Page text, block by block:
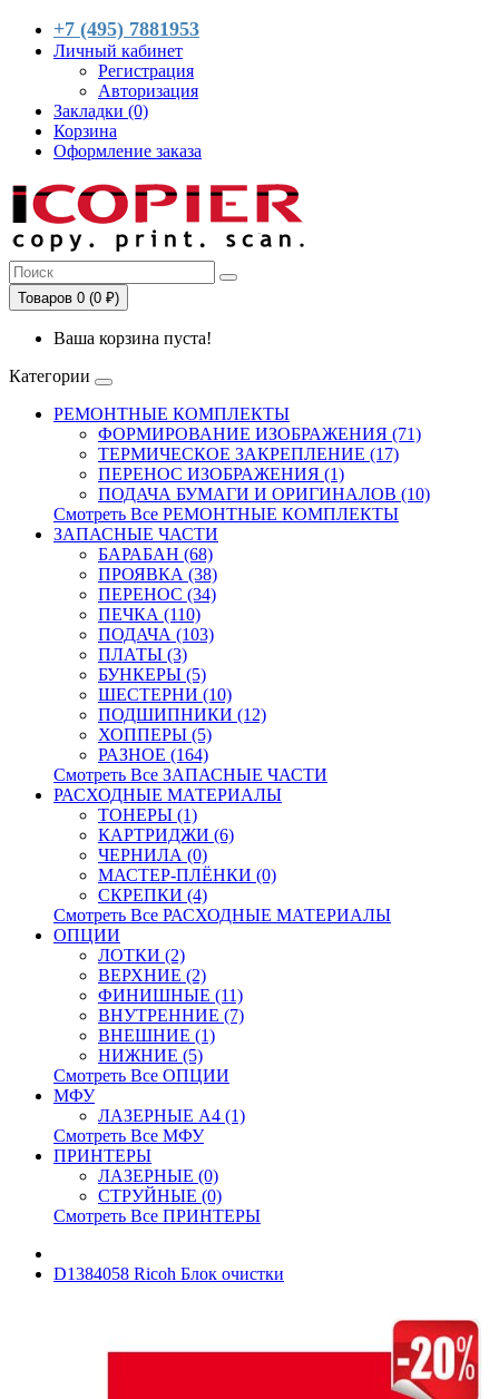
+7 (495) 7881953
Личный кабинет
Регистрация
Авторизация
Закладки (0)
Корзина
Оформление заказа
Товаров 0 (0 ₽)
Ваша корзина пуста!
Категории
РЕМОНТНЫЕ КОМПЛЕКТЫ
ФОРМИРОВАНИЕ ИЗОБРАЖЕНИЯ (71)
ТЕРМИЧЕСКОЕ ЗАКРЕПЛЕНИЕ (17)
ПЕРЕНОС ИЗОБРАЖЕНИЯ (1)
ПОДАЧА БУМАГИ И ОРИГИНАЛОВ (10)
Смотреть Все РЕМОНТНЫЕ КОМПЛЕКТЫ
ЗАПАСНЫЕ ЧАСТИ
БАРАБАН (68)
ПРОЯВКА (38)
ПЕРЕНОС (34)
ПЕЧКА (110)
ПОДАЧА (103)
ПЛАТЫ (3)
БУНКЕРЫ (5)
ШЕСТЕРНИ (10)
ПОДШИПНИКИ (12)
ХОППЕРЫ (5)
РАЗНОЕ (164)
Смотреть Все ЗАПАСНЫЕ ЧАСТИ
РАСХОДНЫЕ МАТЕРИАЛЫ
ТОНЕРЫ (1)
КАРТРИДЖИ (6)
ЧЕРНИЛА (0)
МАСТЕР-ПЛЁНКИ (0)
СКРЕПКИ (4)
Смотреть Все РАСХОДНЫЕ МАТЕРИАЛЫ
ОПЦИИ
ЛОТКИ (2)
ВЕРХНИЕ (2)
ФИНИШНЫЕ (11)
ВНУТРЕННИЕ (7)
ВНЕШНИЕ (1)
НИЖНИЕ (5)
Смотреть Все ОПЦИИ
МФУ
ЛАЗЕРНЫЕ A4 (1)
Смотреть Все МФУ
ПРИНТЕРЫ
ЛАЗЕРНЫЕ (0)
СТРУЙНЫЕ (0)
Смотреть Все ПРИНТЕРЫ
D1384058 Ricoh Блок очистки